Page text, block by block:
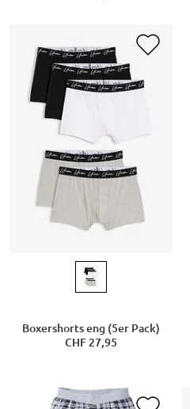
Boxershorts eng (5er Pack)
CHF 27,95